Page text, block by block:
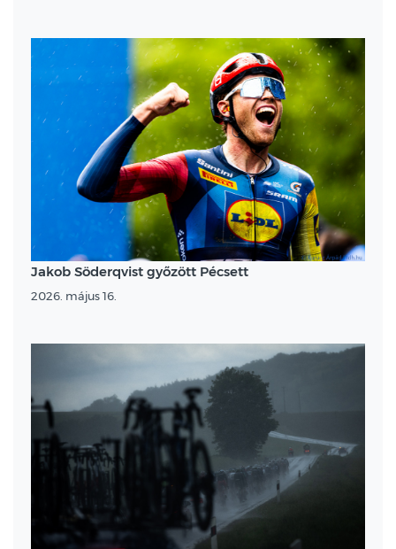
Jakob Söderqvist győzött Pécsett
2026. május 16.